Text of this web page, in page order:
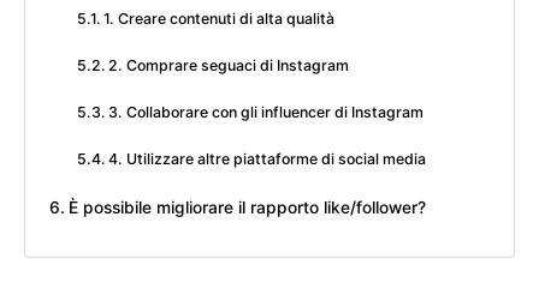
1. Creare contenuti di alta qualità
2. Comprare seguaci di Instagram
3. Collaborare con gli influencer di Instagram
4. Utilizzare altre piattaforme di social media
È possibile migliorare il rapporto like/follower?